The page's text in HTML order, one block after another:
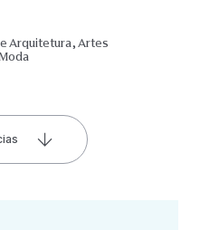
Arquitetura, Artes